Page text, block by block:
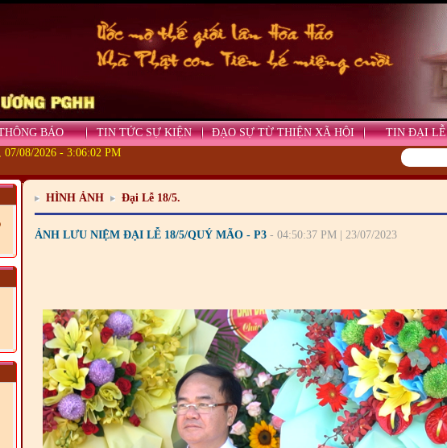
BÁO TIN TỨC SỰ KIỆN ĐẠO SỰ TỪ THIỆN XÃ HỘI TIN ĐẠI LỄ
08/2026 - 3:06:05 PM
HÌNH ẢNH Đại Lễ 18/5.
ẢNH LƯU NIỆM ĐẠI LỄ 18/5/QUÝ MÃO - P3 - 04:50:37 PM | 23/07/2023